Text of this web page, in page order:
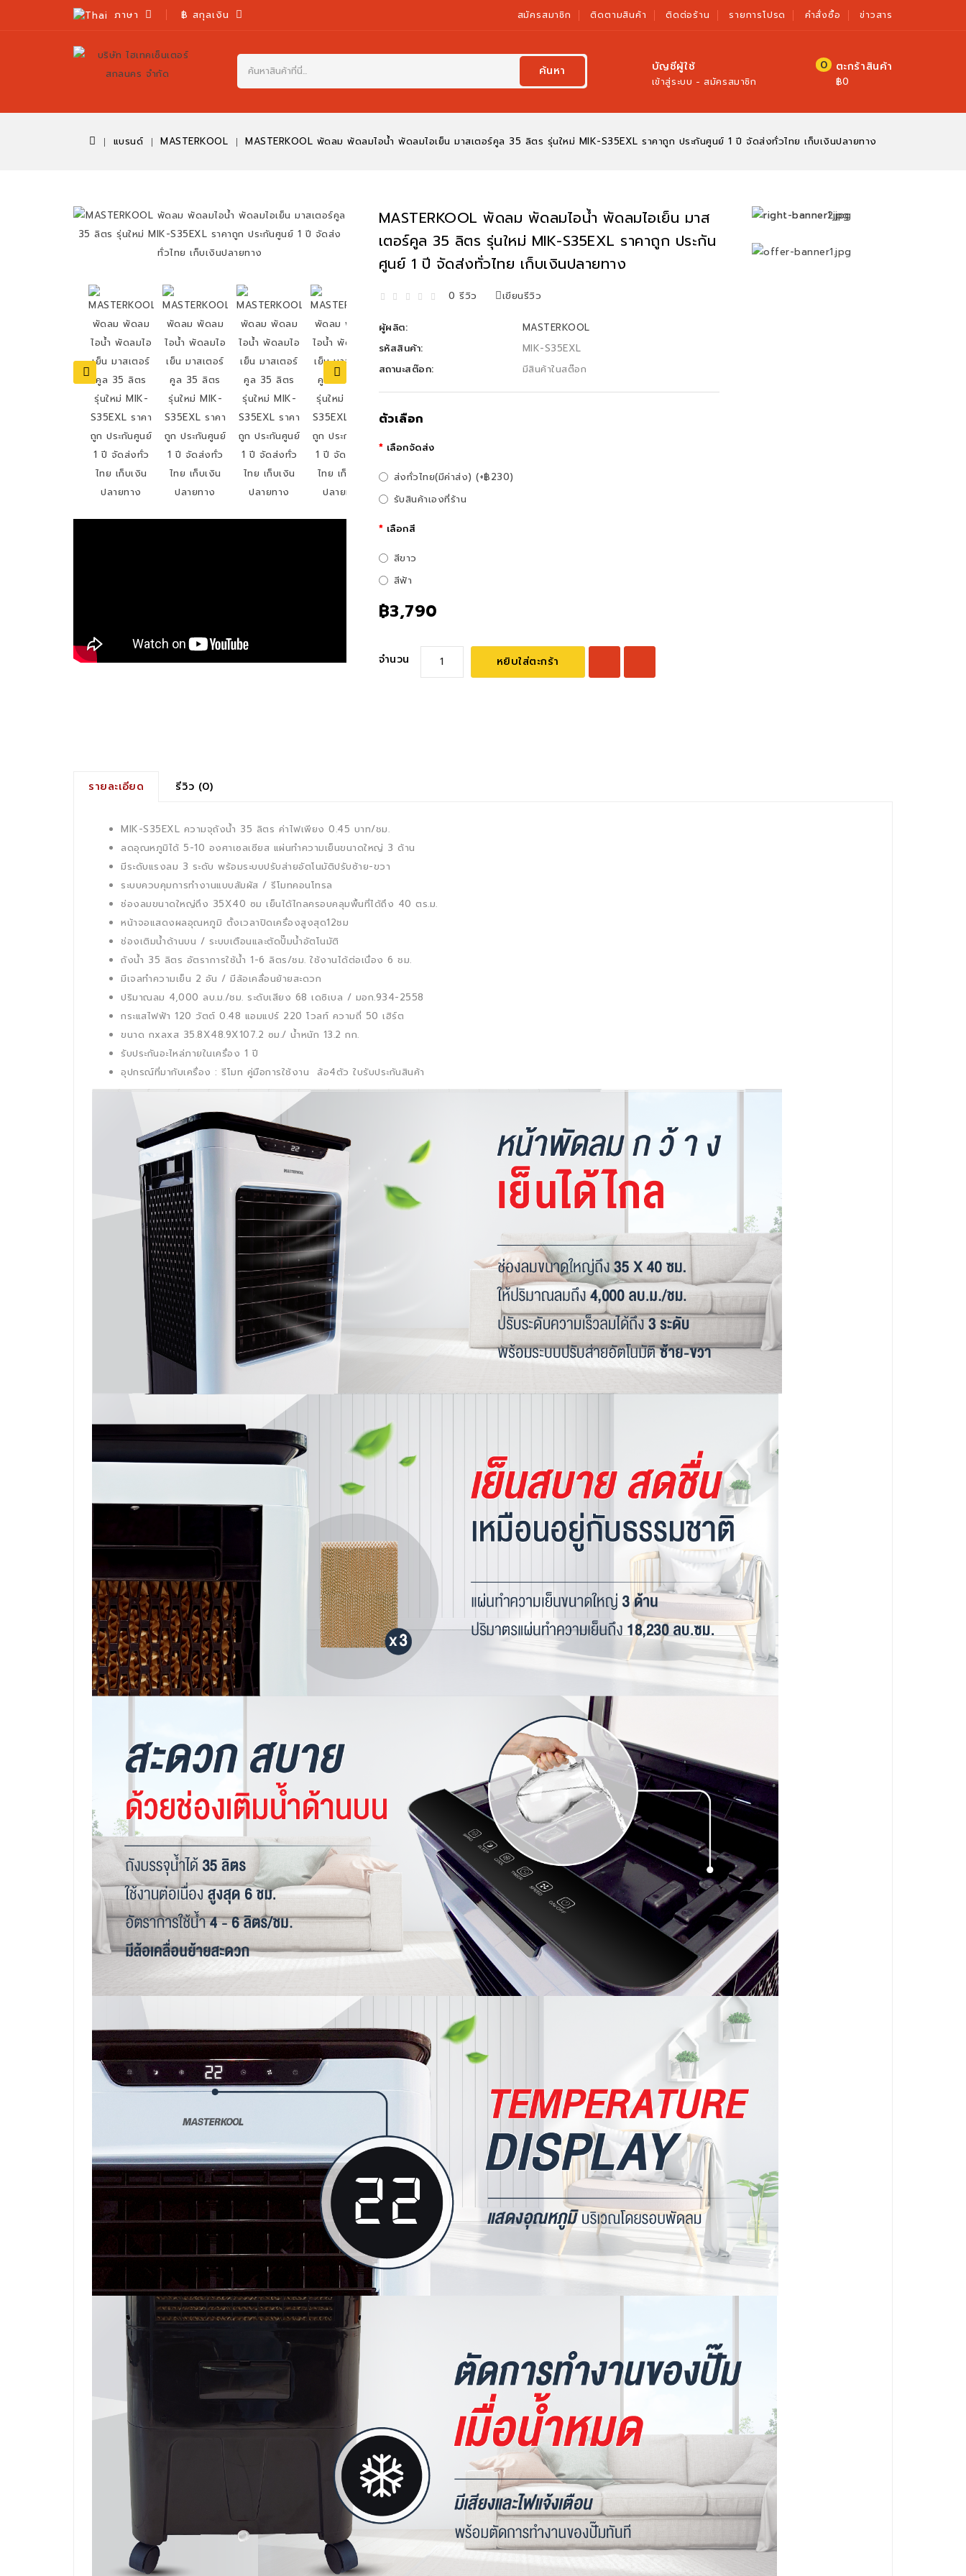
ภาษา ฿ สกุลเงิน สมัครสมาชิก ติดตามสินค้า ติดต่อร้าน รายการโปรด คำสั่งซื้อ ข่าวสาร
ตะกร้าสินค้า
฿0
0
บัญชีผู้ใช้
เข้าสู่ระบบ - สมัครสมาชิก
ค้นหา
แบรนด์ MASTERKOOL MASTERKOOL พัดลม พัดลมไอน้ำ พัดลมไอเย็น มาสเตอร์คูล 35 ลิตร รุ่นใหม่ MIK-S35EXL ราคาถูก ประกันศูนย์ 1 ปี จัดส่งทั่วไทย เก็บเงินปลายทาง
MASTERKOOL พัดลม พัดลมไอน้ำ พัดลมไอเย็น มาส
เตอร์คูล 35 ลิตร รุ่นใหม่ MIK-S35EXL ราคาถูก ประกัน
ศูนย์ 1 ปี จัดส่งทั่วไทย เก็บเงินปลายทาง
0 รีวิว เขียนรีวิว
ผู้ผลิต:
MASTERKOOL
รหัสสินค้า:
MIK-S35EXL
สถานะสต๊อก:
มีสินค้าในสต๊อก
ตัวเลือก
เลือกจัดส่ง
ส่งทั่วไทย(มีค่าส่ง) (+฿230)
รับสินค้าเองที่ร้าน
เลือกสี
สีขาว
สีฟ้า
฿3,790
จำนวน หยิบใส่ตะกร้า
รายละเอียด รีวิว (0)
MIK-S35EXL ความจุถังน้ำ 35 ลิตร ค่าไฟเพียง 0.45 บาท/ชม.
ลดอุณหภูมิได้ 5-10 องศาเซลเซียส แผ่นทำความเย็นขนาดใหญ่ 3 ด้าน
มีระดับแรงลม 3 ระดับ พร้อมระบบปรับส่ายอัตโนมัติปรับซ้าย-ขวา
ระบบควบคุมการทำงานแบบสัมผัส / รีโมทคอนโทรล
ช่องลมขนาดใหญ่ถึง 35X40 ซม เย็นได้ไกลครอบคลุมพื้นที่ได้ถึง 40 ตร.ม.
หน้าจอแสดงผลอุณหภูมิ ตั้งเวลาปิดเครื่องสูงสุด12ชม
ช่องเติมน้ำด้านบน / ระบบเตือนและตัดปั๊มน้ำอัตโนมัติ
ถังน้ำ 35 ลิตร อัตราการใช้น้ำ 1-6 ลิตร/ชม. ใช้งานได้ต่อเนื่อง 6 ชม.
มีเจลทำความเย็น 2 อัน / มีล้อเคลื่อนย้ายสะดวก
ปริมาณลม 4,000 ลบ.ม./ชม. ระดับเสียง 68 เดซิเบล / มอก.934-2558
กระแสไฟฟ้า 120 วัตต์ 0.48 แอมแปร์ 220 โวลท์ ความถี่ 50 เฮิร์ต
ขนาด กxลxส 35.8X48.9X107.2 ซม./ น้ำหนัก 13.2 กก.
รับประกันอะไหล่ภายในเครื่อง 1 ปี
อุปกรณ์ที่มากับเครื่อง : รีโมท คู่มือการใช้งาน ล้อ4ตัว ใบรับประกันสินค้า